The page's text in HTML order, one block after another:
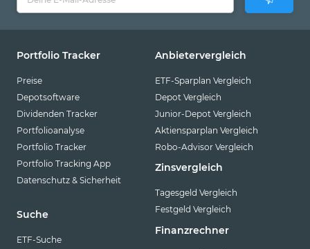
Portfolio Tracker
Preise
Depotsoftware
Dividenden Tracker
Portfolioanalyse
Portfolio Tracker
Portfolio Tracking App
Datenschutz & Sicherheit
Suche
ETF-Suche
Anbietervergleich
ETF-Sparplan Vergleich
Depot Vergleich
Junior-Depot Vergleich
Aktiensparplan Vergleich
Robo-Advisor Vergleich
Zinsvergleich
Tagesgeld Vergleich
Festgeld Vergleich
Finanzrechner